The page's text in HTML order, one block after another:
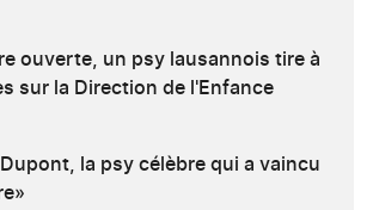
ouverte, un psy lausannois tire à
sur la Direction de l'Enfance
la psy célèbre qui a vaincu